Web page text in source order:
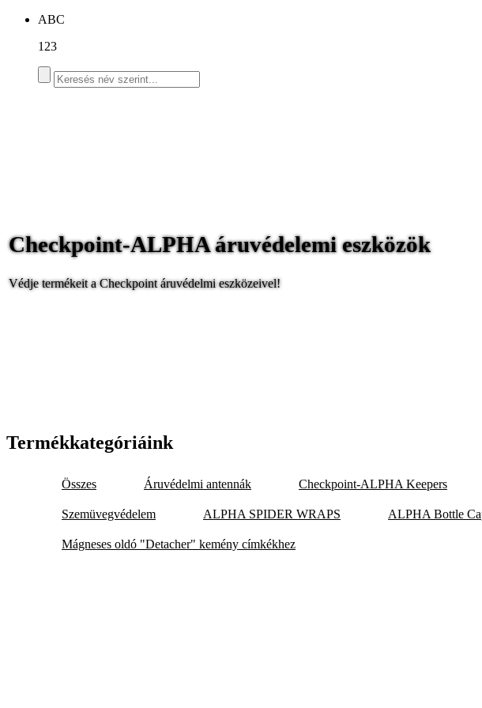
ABC
123
Checkpoint-ALPHA áruvédelemi eszközök
Védje termékeit a Checkpoint áruvédelmi eszközeivel!
Termékkategóriáink
Összes Áruvédelmi antennák Checkpoint-ALPHA Keepers
Szemüvegvédelem ALPHA SPIDER WRAPS ALPHA Bottle
Mágneses oldó "Detacher" kemény címkékhez